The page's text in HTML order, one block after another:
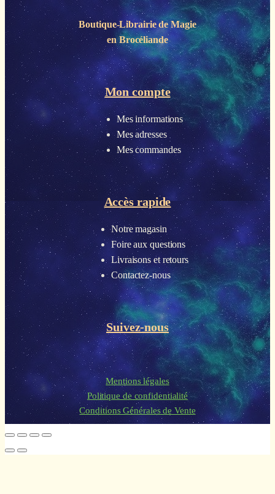
Boutique-Librairie deMagie
en Brocéliande
Mon compte
Mes informations
Mes adresses
Mes commandes
Accès rapide
Notre magasin
Foire aux questions
Livraisons et retours
Contactez-nous
Suivez-nous
Mentions légales
Politique de confidentialité
Conditions Générales de Vente